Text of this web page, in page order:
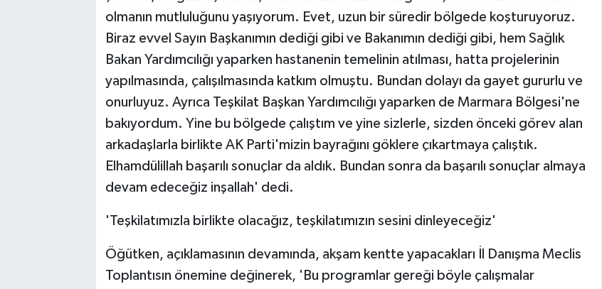
olmanın mutluluğunu yaşıyorum. Evet, uzun bir süredir bölgede koşturuyoruz.
Biraz evvel Sayın Başkanımın dediği gibi ve Bakanımın dediği gibi, hem Sağlık
Bakan Yardımcılığı yaparken hastanenin temelinin atılması, hatta projelerinin
yapılmasında, çalışılmasında katkım olmuştu. Bundan dolayı da gayet gururlu ve
onurluyuz. Ayrıca Teşkilat Başkan Yardımcılığı yaparken de Marmara Bölgesi'ne
bakıyordum. Yine bu bölgede çalıştım ve yine sizlerle, sizden önceki görev alan
arkadaşlarla birlikte AK Parti'mizin bayrağını göklere çıkartmaya çalıştık.
Elhamdülillah başarılı sonuçlar da aldık. Bundan sonra da başarılı sonuçlar almaya
devam edeceğiz inşallah' dedi.
'Teşkilatımızla birlikte olacağız, teşkilatımızın sesini dinleyeceğiz'
Öğütken, açıklamasının devamında, akşam kentte yapacakları İl Danışma Meclis
Toplantısın önemine değinerek, 'Bu programlar gereği böyle çalışmalar